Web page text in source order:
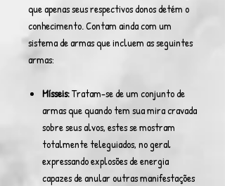
que apenas seus respectivos donos detém o
conhecimento. Contam ainda com um
sistema de armas que incluem as seguintes
armas:
Mísseis:Tratam-se de um conjunto de
armas que quando tem sua mira cravada
sobre seus alvos, estes se mostram
totalmente teleguiados, no geral
expressando explosões de energia
capazes de anular outras manifestações